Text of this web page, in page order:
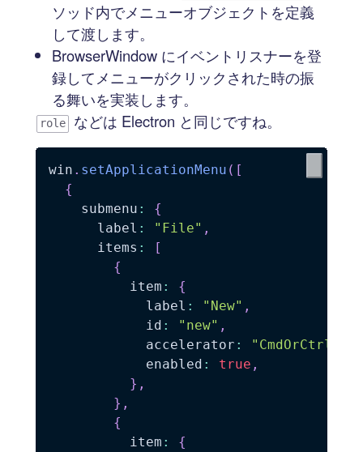
ソッド内でメニューオブジェクトを定義
して渡します。
BrowserWindow にイベントリスナーを登
録してメニューがクリックされた時の振
る舞いを実装します。
role などは Electron と同じですね。
win . setApplicationMenu ( [
{
    submenu
:
{
      label
: "File" ,
      items
:
[
{
          item
:
{
            label
: "New" ,
            id
: "new" ,
            accelerator
: "CmdOrCtrl+N"
            enabled
: true ,
} ,
} ,
{
          item
:
{